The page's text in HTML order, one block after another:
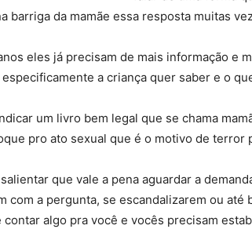
barriga da mamãe essa resposta muitas
eles já precisam de mais informação e
a criança quer saber e o
um livro bem legal que se chama
pro ato sexual que é o motivo de terror
que vale a pena aguardar a
com a pergunta, se escandalizarem ou
contar algo pra você e vocês precisam